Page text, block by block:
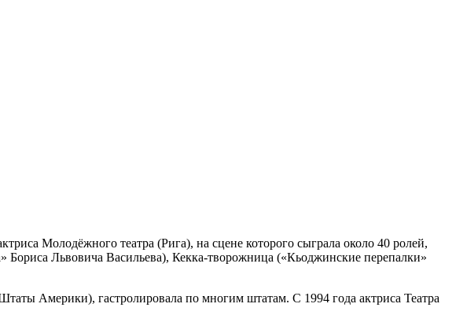
Молодёжного театра (Рига), на сцене которого сыграла около 40 ролей,
Львовича Васильева), Кекка-творожница («Кьоджинские перепалки»
Америки), гастролировала по многим штатам. С 1994 года актриса Театра